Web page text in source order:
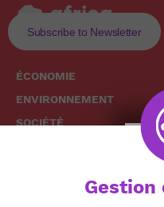
Subscribe to Newsletter
ÉCONOMIE
ENVIRONNEMENT
SOCIÉTÉ
Gestion